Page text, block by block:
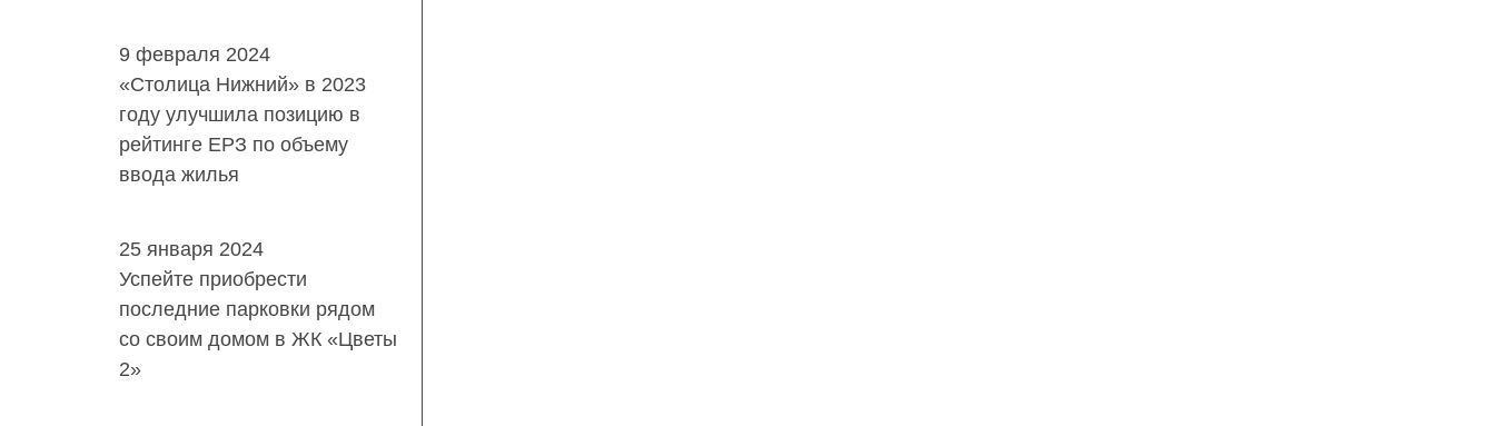
9 февраля 2024
«Столица Нижний» в 2023
году улучшила позицию в
рейтинге ЕРЗ по объему
ввода жилья
25 января 2024
Успейте приобрести
последние парковки рядом
со своим домом в ЖК «Цветы
2»